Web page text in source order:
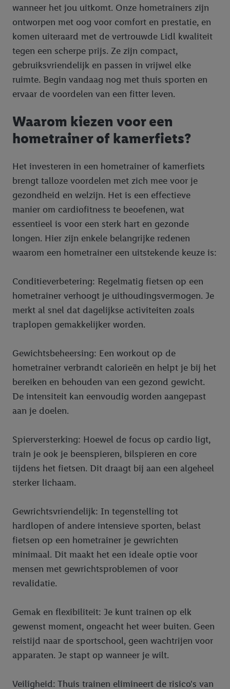
wanneer het jou uitkomt. Onze hometrainers zijn
ontworpen met oog voor comfort en prestatie, en
komen uiteraard met de vertrouwde Lidl kwaliteit
tegen een scherpe prijs. Ze zijn compact,
gebruiksvriendelijk en passen in vrijwel elke
ruimte. Begin vandaag nog met thuis sporten en
ervaar de voordelen van een fitter leven.
Waarom kiezen voor een
hometrainer of kamerfiets?
Het investeren in een hometrainer of kamerfiets
brengt talloze voordelen met zich mee voor je
gezondheid en welzijn. Het is een effectieve
manier om cardiofitness te beoefenen, wat
essentieel is voor een sterk hart en gezonde
longen. Hier zijn enkele belangrijke redenen
waarom een hometrainer een uitstekende keuze is:
Conditieverbetering: Regelmatig fietsen op een
hometrainer verhoogt je uithoudingsvermogen. Je
merkt al snel dat dagelijkse activiteiten zoals
traplopen gemakkelijker worden.
Gewichtsbeheersing: Een workout op de
hometrainer verbrandt calorieën en helpt je bij het
bereiken en behouden van een gezond gewicht.
De intensiteit kan eenvoudig worden aangepast
aan je doelen.
Spierversterking: Hoewel de focus op cardio ligt,
train je ook je beenspieren, bilspieren en core
tijdens het fietsen. Dit draagt bij aan een algeheel
sterker lichaam.
Gewrichtsvriendelijk: In tegenstelling tot
hardlopen of andere intensieve sporten, belast
fietsen op een hometrainer je gewrichten
minimaal. Dit maakt het een ideale optie voor
mensen met gewrichtsproblemen of voor
revalidatie.
Gemak en flexibiliteit: Je kunt trainen op elk
gewenst moment, ongeacht het weer buiten. Geen
reistijd naar de sportschool, geen wachtrijen voor
apparaten. Je stapt op wanneer je wilt.
Veiligheid: Thuis trainen elimineert de risico's van